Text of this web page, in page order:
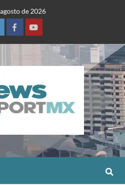
de 2026
FacebookYoutube